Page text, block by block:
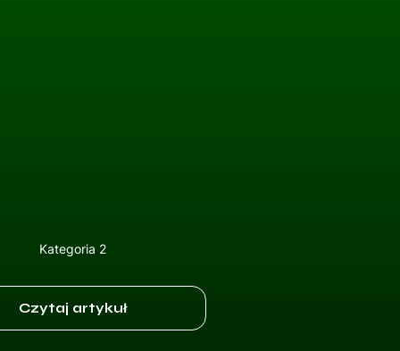
Kategoria 2
Czytaj artykuł